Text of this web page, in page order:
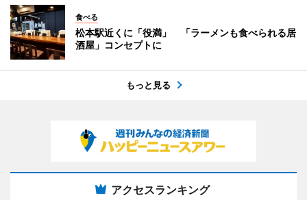
食べる
松本駅近くに「役満」 「ラーメンも食べられる居
酒屋」コンセプトに
もっと見る
アクセスランキング